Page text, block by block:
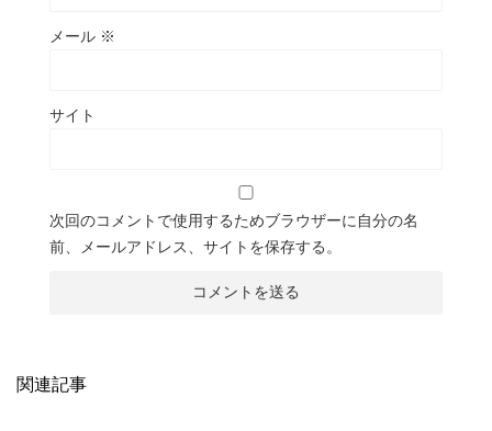
メール ※
サイト
次回のコメントで使用するためブラウザーに自分の名
前、メールアドレス、サイトを保存する。
関連記事